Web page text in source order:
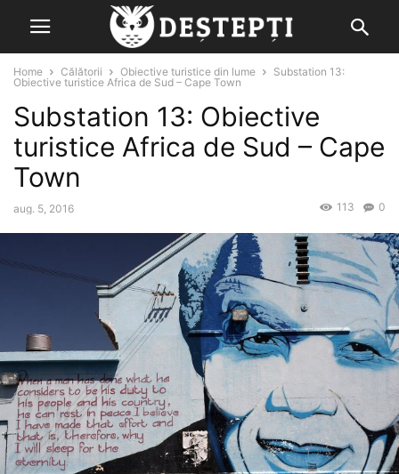
Home Călătorii Obiective turistice din lume
Substation 13:
Obiective turistice Africa de Sud – Cape Town
Substation 13: Obiective
turistice Africa de Sud – Cape
Town
aug. 5, 2016 0
113